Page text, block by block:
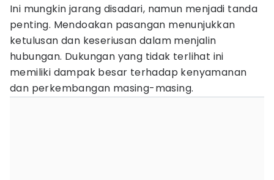
Ini mungkin jarang disadari, namun menjadi tanda
penting. Mendoakan pasangan menunjukkan
ketulusan dan keseriusan dalam menjalin
hubungan. Dukungan yang tidak terlihat ini
memiliki dampak besar terhadap kenyamanan
dan perkembangan masing-masing.